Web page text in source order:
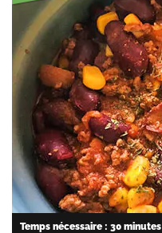
Temps nécessaire : 30 minutes